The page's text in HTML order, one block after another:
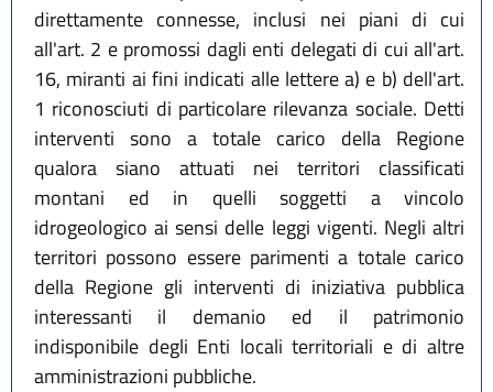
direttamente connesse, inclusi nei piani di cui
all'art. 2 e promossi dagli enti delegati di cui all'art.
16, miranti ai fini indicati alle lettere a) e b) dell'art.
1 riconosciuti di particolare rilevanza sociale. Detti
interventi sono a totale carico della Regione
qualora siano attuati nei territori classificati
montani ed in quelli soggetti a vincolo
idrogeologico ai sensi delle leggi vigenti. Negli altri
territori possono essere parimenti a totale carico
della Regione gli interventi di iniziativa pubblica
interessanti il demanio ed il patrimonio
indisponibile degli Enti locali territoriali e di altre
amministrazioni pubbliche.